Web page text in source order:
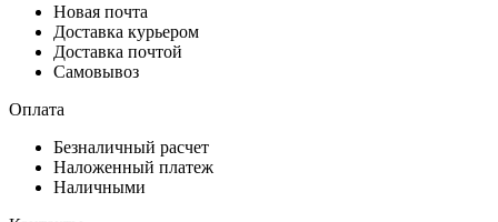
Новая почта
Доставка курьером
Доставка почтой
Самовывоз
Оплата
Безналичный расчет
Наложенный платеж
Наличными